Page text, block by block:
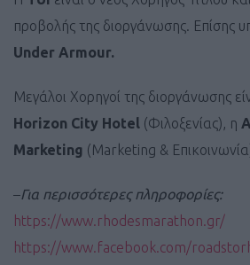
προβολής της διοργάνωσης. Επίσης
Under Armour.
Μεγάλοι Χορηγοί της διοργάνωσης
Horizon City Hotel (Φιλοξενίας), η
Marketing (Marketing &
–Για περισσότερες πληροφορίες:
https://www.rhodesmarathon.gr/
https://www.facebook.com/